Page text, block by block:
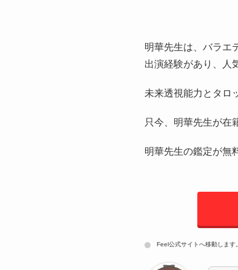
明華先生は、バラエ
出演経験があり、人
未来透視能力とタロ
只今、明華先生が在
明華先生の鑑定が無
Feel公式サイトへ移動します